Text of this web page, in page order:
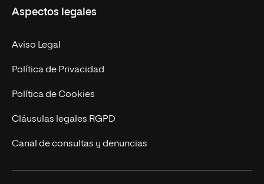
Doctorados
Experto Universitario
Postgrados
Cursos Universitarios
Facultades
Nuestro Equipo
Trabaja en UNIR
Actualidad
UNIR Revista
Eventos
Aspectos legales
Aviso Legal
Política de Privacidad
Política de Cookies
Cláusulas legales RGPD
Canal de consultas y denuncias